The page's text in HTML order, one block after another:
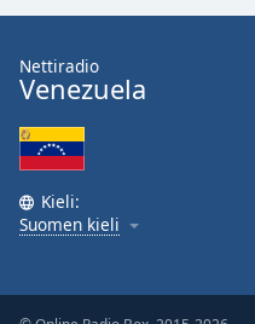
window.
dialog
window.
Escape
will
and
Nettiradio
Venezuela
Kieli:
Suomen kieli